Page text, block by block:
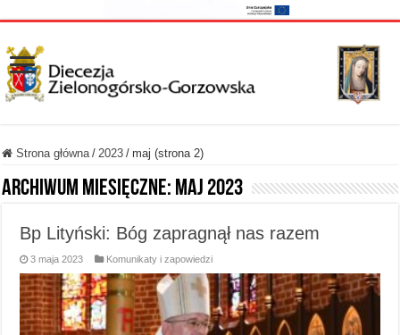
Strona główna / 2023 / maj (strona 2)
Archiwum miesięczne: maj 2023
Bp Lityński: Bóg zapragnął nas razem
3 maja 2023 Komunikaty i zapowiedzi